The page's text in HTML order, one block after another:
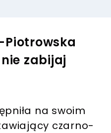
zabijaj
na swoim
czarno-